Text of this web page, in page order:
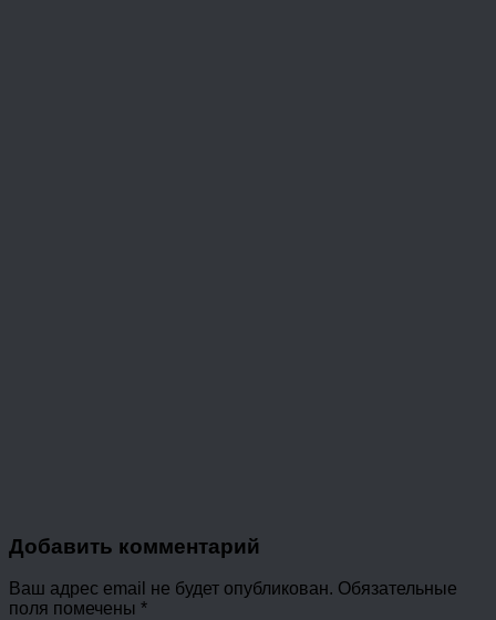
Добавить комментарий
Ваш адрес email не будет опубликован. Обязательные
поля помечены *